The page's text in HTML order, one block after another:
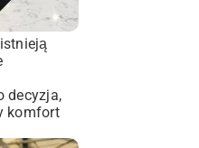
decyzja,
komfort